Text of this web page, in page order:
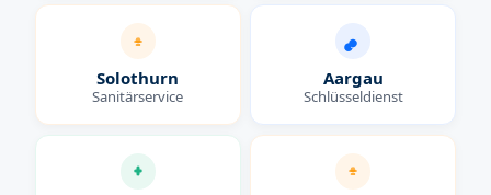
Solothurn
Sanitärservice
Aargau
Schlüsseldienst